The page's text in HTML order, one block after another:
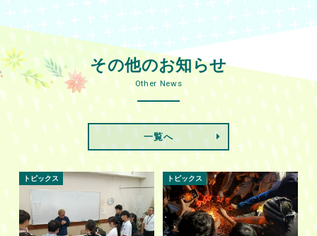
その他のお知らせ
Other News
一覧へ
トピックス トピックス